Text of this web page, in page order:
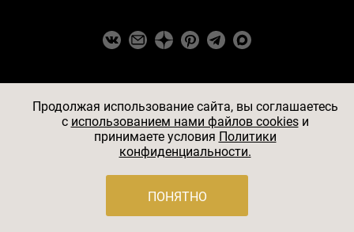
Продолжая использование сайта, вы соглашаетесь
c использованием нами файлов cookiesи
принимаете условия Политики
конфиденциальности.
ПОНЯТНО